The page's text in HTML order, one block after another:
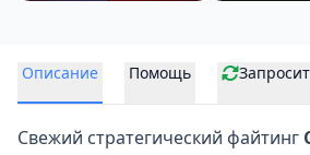
Описание Помощь
Свежий стратегический файтинг